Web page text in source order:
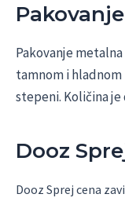
Pakovanje
Pakovanje
tamnom i
stepeni. Količina
Dooz
Dooz Sprej cena